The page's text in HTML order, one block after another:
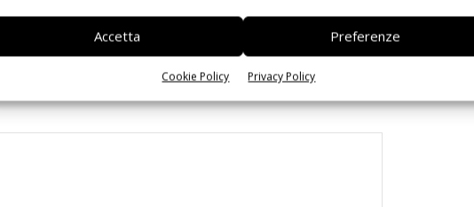
Accetta Preferenze
Cookie Policy Privacy Policy